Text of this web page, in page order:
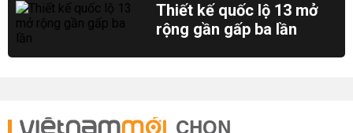
Thiết kế quốc lộ 13 mở
rộng gần gấp ba lần